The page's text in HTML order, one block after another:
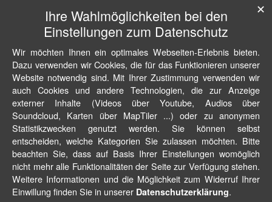
Ihre Wahlmöglichkeiten bei den
Einstellungen zum Datenschutz
Wir möchten Ihnen ein optimales Webseiten-Erlebnis bieten.
Dazu verwenden wir Cookies, die für das Funktionieren unserer
Website notwendig sind. Mit Ihrer Zustimmung verwenden wir
auch Cookies und andere Technologien, die zur Anzeige
externer Inhalte (Videos über Youtube, Audios über
Soundcloud, Karten über MapTiler ...) oder zu anonymen
Statistikzwecken genutzt werden. Sie können selbst
entscheiden, welche Kategorien Sie zulassen möchten. Bitte
beachten Sie, dass auf Basis Ihrer Einstellungen womöglich
nicht mehr alle Funktionalitäten der Seite zur Verfügung stehen.
Weitere Informationen und die Möglichkeit zum Widerruf Ihrer
Einwillung finden Sie in unserer Datenschutzerklärung.
✕